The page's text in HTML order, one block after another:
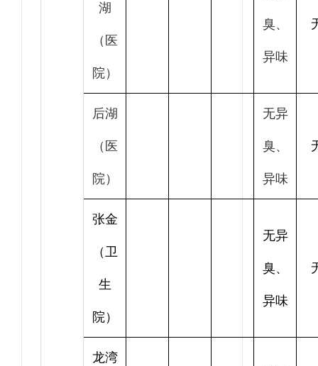
湖
（医
院）
臭、
异味
后湖
（医
院）
无异
臭、
异味
张金
（卫
生
院）
无异
臭、
异味
龙湾